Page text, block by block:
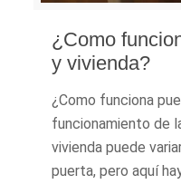
¿Como
y vivienda?
¿Como funciona
funcionamiento de
vivienda puede
puerta, pero aquí